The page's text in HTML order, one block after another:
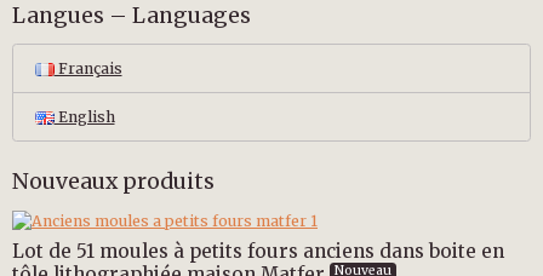
Langues – Languages
Français
English
Nouveaux produits
Lot de 51 moules à petits fours anciens dans boite en
Nouveau